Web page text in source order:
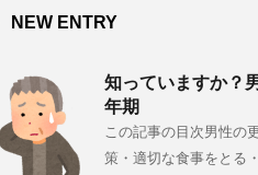
NEW ENTRY
知っていますか？
年期
この記事の目次男性の
策・適切な食事をとる